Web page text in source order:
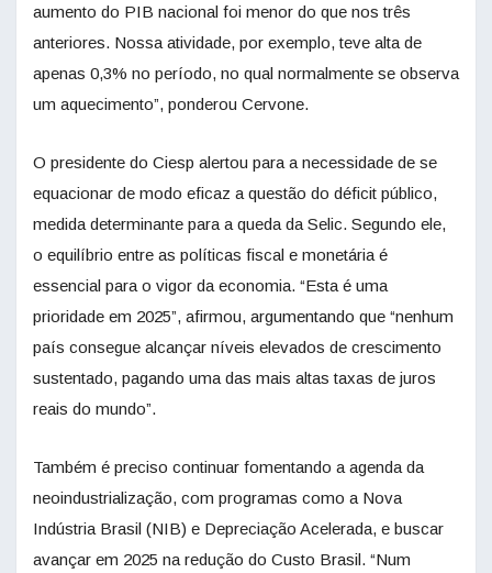
aumento do PIB nacional foi menor do que nos três
anteriores. Nossa atividade, por exemplo, teve alta de
apenas 0,3% no período, no qual normalmente se observa
um aquecimento”, ponderou Cervone.
O presidente do Ciesp alertou para a necessidade de se
equacionar de modo eficaz a questão do déficit público,
medida determinante para a queda da Selic. Segundo ele,
o equilíbrio entre as políticas fiscal e monetária é
essencial para o vigor da economia. “Esta é uma
prioridade em 2025”, afirmou, argumentando que “nenhum
país consegue alcançar níveis elevados de crescimento
sustentado, pagando uma das mais altas taxas de juros
reais do mundo”.
Também é preciso continuar fomentando a agenda da
neoindustrialização, com programas como a Nova
Indústria Brasil (NIB) e Depreciação Acelerada, e buscar
avançar em 2025 na redução do Custo Brasil. “Num